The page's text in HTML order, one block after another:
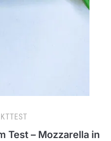
Test – Mozzarella in